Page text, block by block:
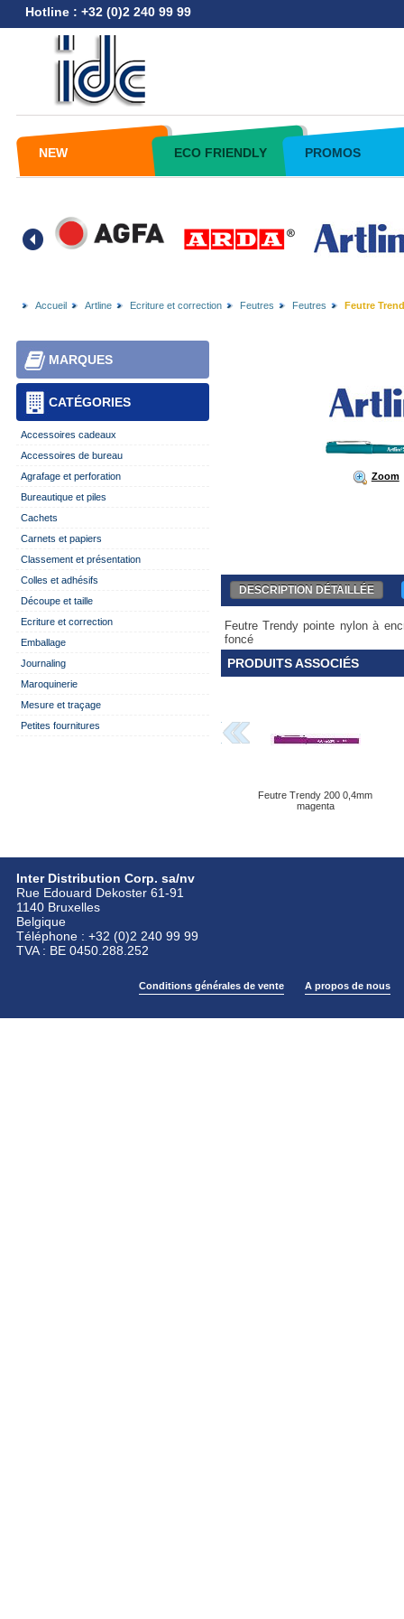
Hotline : +32 (0)2 240 99 99
NEW ECO FRIENDLY PROMOS
Accueil Artline Ecriture et correction Feutres Feutres Feutre
CATÉGORIES
MARQUES
Accessoires cadeaux
Accessoires de bureau
Agrafage et perforation
Bureautique et piles
Cachets
Carnets et papiers
Classement et présentation
Colles et adhésifs
Découpe et taille
Ecriture et correction
Emballage
Journaling
Maroquinerie
Mesure et traçage
Petites fournitures
Zoom
DESCRIPTION DÉTAILLÉE
Feutre Trendy pointe nylon à
foncé
PRODUITS ASSOCIÉS
Feutre Trendy 200 0,4mm
magenta
Inter Distribution Corp. sa/nv
Rue Edouard Dekoster 61-91
1140 Bruxelles
Belgique
Téléphone : +32 (0)2 240 99 99
TVA : BE 0450.288.252
Conditions générales de vente A propos de nous